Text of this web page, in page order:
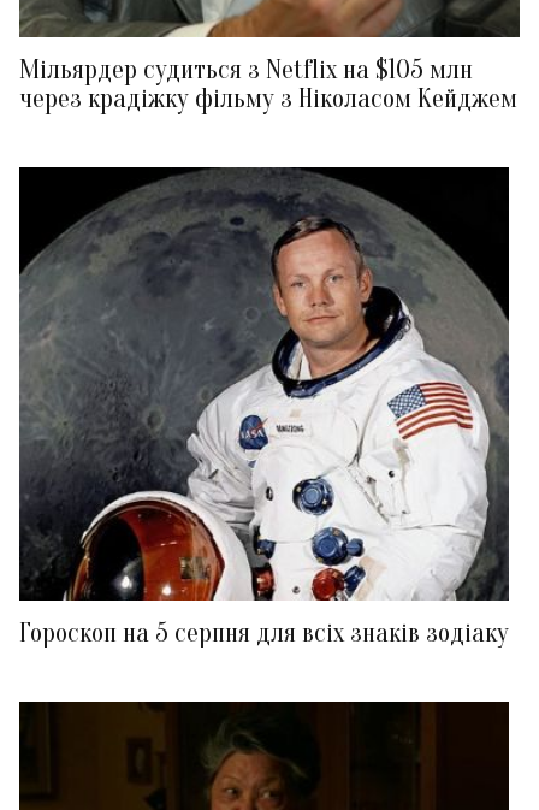
Мільярдер судиться з Netflix на $105 млн
через крадіжку фільму з Ніколасом Кейджем
Гороскоп на 5 серпня для всіх знаків зодіаку